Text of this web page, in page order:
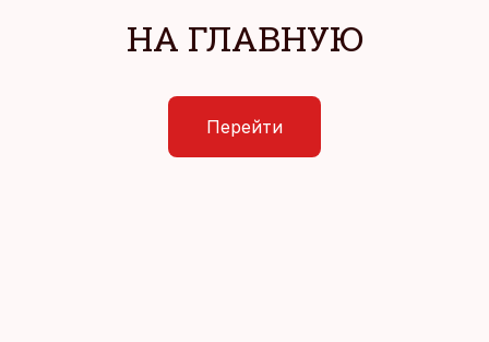
НА ГЛАВНУЮ
Перейти